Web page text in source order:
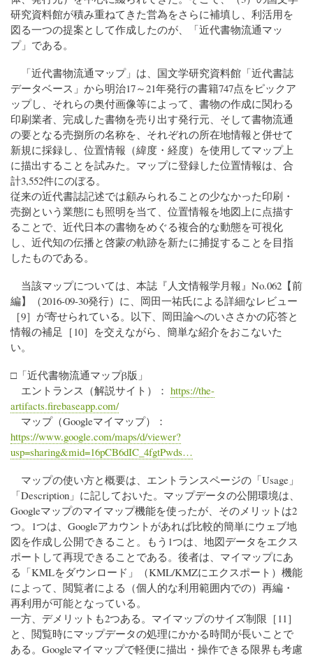
研究資料館が積み重ねてきた営為をさらに補填し、利活用を
図る一つの提案として作成したのが、「近代書物流通マッ
プ」である。
「近代書物流通マップ」は、国文学研究資料館「近代書誌
データベース」から明治17～21年発行の書籍747点をピックア
ップし、それらの奥付画像等によって、書物の作成に関わる
印刷業者、完成した書物を売り出す発行元、そして書物流通
の要となる売捌所の名称を、それぞれの所在地情報と併せて
新規に採録し、位置情報（緯度・経度）を使用してマップ上
に描出することを試みた。マップに登録した位置情報は、合
計3,552件にのぼる。
従来の近代書誌記述では顧みられることの少なかった印刷・
売捌という業態にも照明を当て、位置情報を地図上に点描す
ることで、近代日本の書物をめぐる複合的な動態を可視化
し、近代知の伝播と啓蒙の軌跡を新たに捕捉することを目指
したものである。
当該マップについては、本誌『人文情報学月報』No.062【前
編】（2016-09-30発行）に、岡田一祐氏による詳細なレビュー
［9］が寄せられている。以下、岡田論へのいささかの応答と
情報の補足［10］を交えながら、簡単な紹介をおこないた
い。
□「近代書物流通マップβ版」
エントランス（解説サイト）： https://the-
artifacts.firebaseapp.com/
マップ（Googleマイマップ）：
https://www.google.com/maps/d/viewer?
usp=sharing&mid=16pCB6dIC_4fgtPwds…
マップの使い方と概要は、エントランスページの「Usage」
「Description」に記しておいた。マップデータの公開環境は、
Googleマップのマイマップ機能を使ったが、そのメリットは2
つ。1つは、Googleアカウントがあれば比較的簡単にウェブ地
図を作成し公開できること。もう1つは、地図データをエクス
ポートして再現できることである。後者は、マイマップにあ
る「KMLをダウンロード」（KML/KMZにエクスポート）機能
によって、閲覧者による（個人的な利用範囲内での）再編・
再利用が可能となっている。
一方、デメリットも2つある。マイマップのサイズ制限［11］
と、閲覧時にマップデータの処理にかかる時間が長いことで
ある。Googleマイマップで軽便に描出・操作できる限界も考慮